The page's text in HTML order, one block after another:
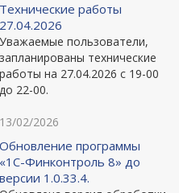
Технические работы
27.04.2026
Уважаемые пользователи,
запланированы технические
работы на 27.04.2026 с 19-00
до 22-00.
13/02/2026
Обновление программы
«1С-Финконтроль 8» до
версии 1.0.33.4.